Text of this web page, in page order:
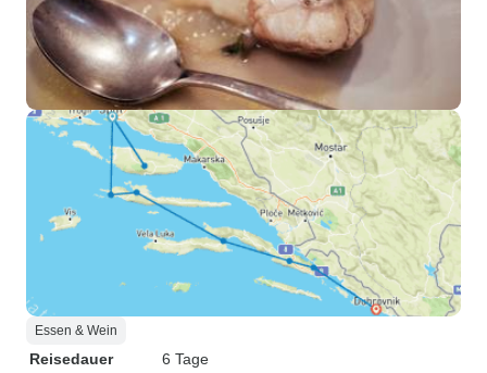
Essen & Wein
Reisedauer
6 Tage